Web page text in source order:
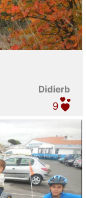
Didierb
9